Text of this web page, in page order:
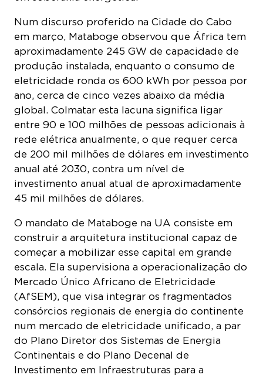
aproximadamente 245 GW de capacidade de
produção instalada, enquanto o consumo de
eletricidade ronda os 600 kWh por pessoa por
ano, cerca de cinco vezes abaixo da média
global. Colmatar esta lacuna significa ligar
entre 90 e 100 milhões de pessoas adicionais à
rede elétrica anualmente, o que requer cerca
de 200 mil milhões de dólares em investimento
anual até 2030, contra um nível de
investimento anual atual de aproximadamente
45 mil milhões de dólares.
O mandato de Mataboge na UA consiste em
começar a mobilizar esse capital em grande
escala. Ela supervisiona a operacionalização do
Mercado Único Africano de Eletricidade
(AfSEM), que visa integrar os fragmentados
consórcios regionais de energia do continente
num mercado de eletricidade unificado, a par
do Plano Diretor dos Sistemas de Energia
Continentais e do Plano Decenal de
Investimento em Infraestruturas para a
Conectividade Transfronteiriça, o principal
conjunto de projetos da UA para projetos de